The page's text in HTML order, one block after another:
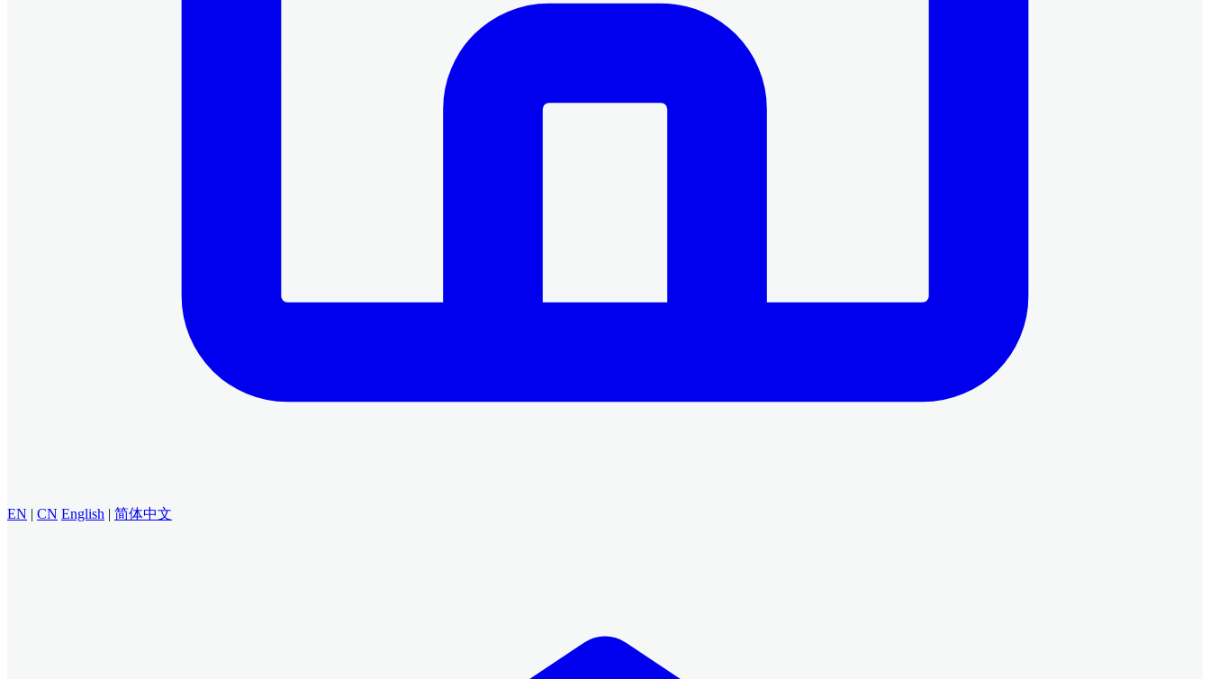
EN | CN English | 简体中文